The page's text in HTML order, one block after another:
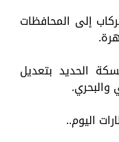
إلى المحافظات
الحديد بتعديل
والبحري.
اليوم..